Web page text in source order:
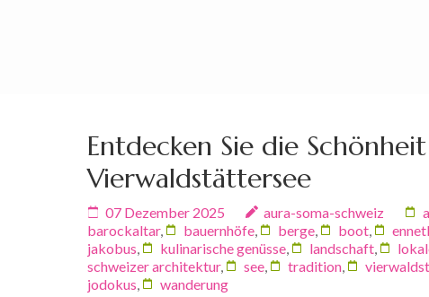
Entdecken Sie die
Vierwaldstättersee
07 Dezember 2025 aura-soma-schweiz
barockaltar, bauernhöfe berge boot
jakobus
kulinarische genüsse landschaft
schweizer architektur, see tradition
jodokus
wanderung